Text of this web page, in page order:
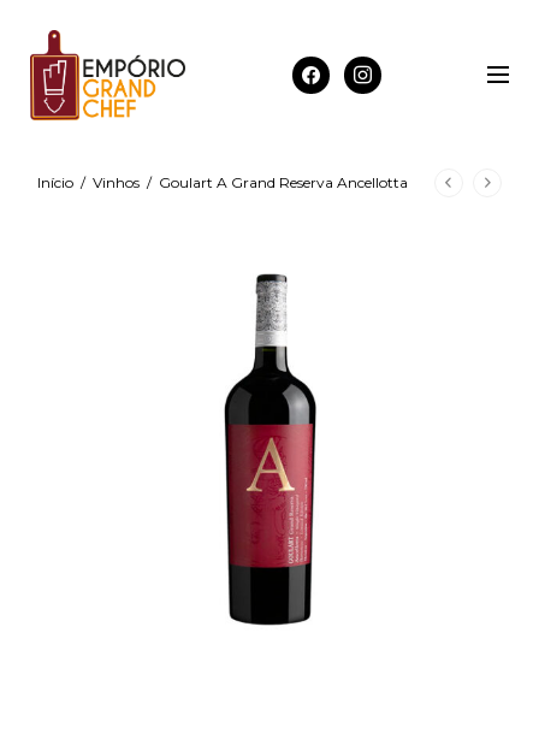
Início / Vinhos / Goulart A Grand Reserva Ancellotta